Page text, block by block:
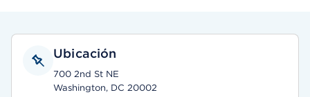
Ubicación
700 2nd St NE
Washington, DC 20002